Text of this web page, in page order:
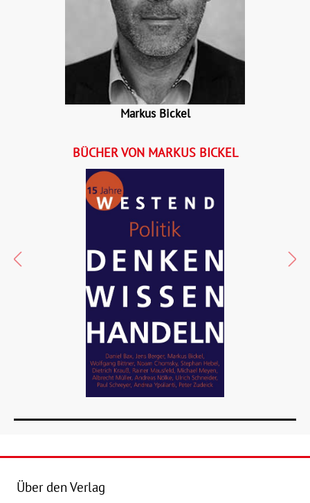
Markus Bickel
BÜCHER VON MARKUS BICKEL
Über den Verlag